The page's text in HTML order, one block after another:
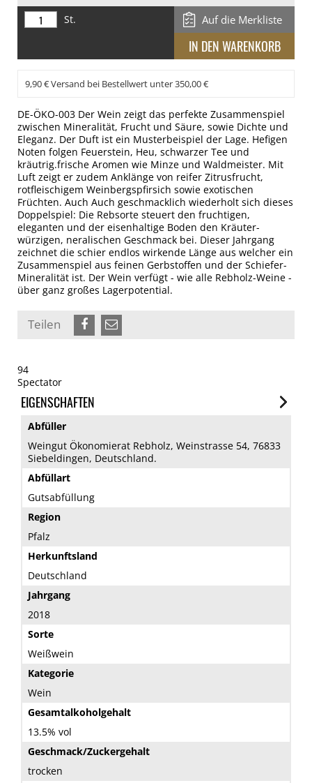
St.
Auf die Merkliste
9,90 € Versand bei Bestellwert unter 350,00 €
DE-ÖKO-003 Der Wein zeigt das perfekte Zusammenspiel
zwischen Mineralität, Frucht und Säure, sowie Dichte und
Eleganz. Der Duft ist ein Musterbeispiel der Lage. Hefigen
Noten folgen Feuerstein, Heu, schwarzer Tee und
kräutrig.frische Aromen wie Minze und Waldmeister. Mit
Luft zeigt er zudem Anklänge von reifer Zitrusfrucht,
rotfleischigem Weinbergspfirsich sowie exotischen
Früchten. Auch Auch geschmacklich wiederholt sich dieses
Doppelspiel: Die Rebsorte steuert den fruchtigen,
eleganten und der eisenhaltige Boden den Kräuter-
würzigen, neralischen Geschmack bei. Dieser Jahrgang
zeichnet die schier endlos wirkende Länge aus welcher ein
Zusammenspiel aus feinen Gerbstoffen und der Schiefer-
Mineralität ist. Der Wein verfügt - wie alle Rebholz-Weine -
über ganz großes Lagerpotential.
Teilen
94
Spectator
EIGENSCHAFTEN
Abfüller
Weingut Ökonomierat Rebholz, Weinstrasse 54, 76833
Siebeldingen, Deutschland.
Abfüllart
Gutsabfüllung
Region
Pfalz
Herkunftsland
Deutschland
Jahrgang
2018
Sorte
Weißwein
Kategorie
Wein
Gesamtalkoholgehalt
13.5% vol
Geschmack/Zuckergehalt
trocken